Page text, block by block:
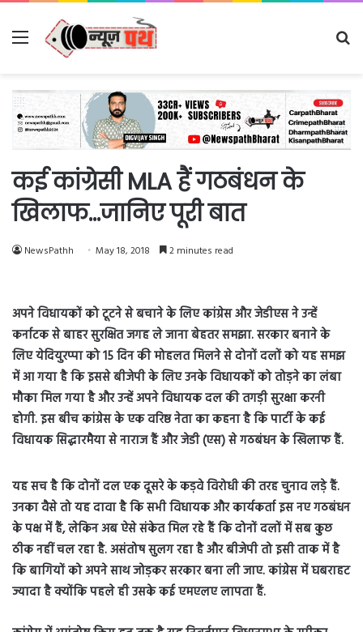
Menu
कई कांग्रेसी MLA हैं गठबंधन के
खि‍लाफ…जानिए पूरी बात
NewsPathh May 18, 2018 2 minutes read
अपने विधायकों को टूटने से बचाने के लिए कांग्रेस और जेडीएस ने उन्हें
कर्नाटक से बाहर सुरक्ष‍ित जगह ले जाना बेहतर समझा. सरकार बनाने के
लिए येदियुरप्पा को 15 दिन की मोहलत मिलने से दोनों दलों को यह समझ
में आ गया है कि इससे बीजेपी के लिए उनके विधायकों को तोड़ने का लंबा
मौका मिल गया है और उन्हें अपने विधायक दल की तगड़ी सुरक्षा करनी
होगी. इस बीच कांग्रेस के एक वरिष्ठ नेता का कहना है कि पार्टी के कई
विधायक सिद्धारमैया से नाराज हैं और जेडी (एस) से गठबंधन के खिलाफ हैं.
यह सच है कि दोनों दल एक दूसरे के कड़वे विरोधी की तरह चुनाव लड़े हैं.
उनका वैसे तो यह दावा है कि सभी विधायक और कार्यकर्ता इस नए गठबंधन
के पक्ष में हैं, लेकिन अब ऐसे संकेत मिल रहे हैं कि दोनों दलों में सब कुछ
ठीक नहीं चल रहा है. असंतोष सुलग रहा है और बीजेपी तो इसी ताक में है
कि बागियों को अपने साथ जोड़कर सरकार बना ली जाए. कांग्रेस में घबराहट
ज्यादा है क्योंकि पहले ही उसके कई एमएलए लापता हैं.